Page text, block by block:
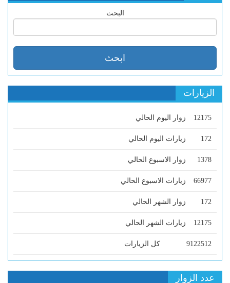
البحث
الزيارات
12175 زوار اليوم الحالي
172 زيارات اليوم الحالي
1378 زوار الاسبوع الحالي
66977 زيارات الاسبوع الحالي
172 زوار الشهر الحالي
12175 زيارات الشهر الحالي
9122512 كل الزيارات
عدد الزوار